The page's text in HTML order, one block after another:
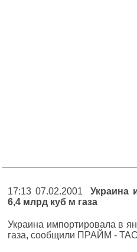
17:13 07.02.2001Украина
6,4 млрд куб м газа
Украина импортировала в
газа, сообщили ПРАЙМ -